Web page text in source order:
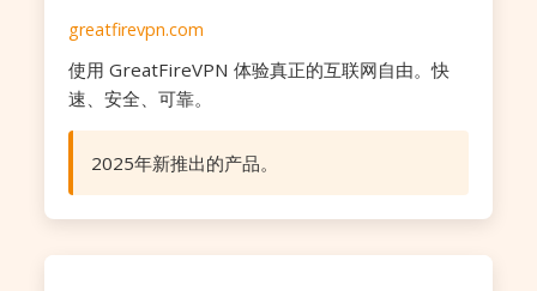
greatfirevpn.com
使用 GreatFireVPN 体验真正的互联网自由。快
速、安全、可靠。
2025年新推出的产品。